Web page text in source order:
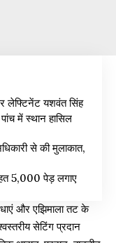
लेफ्टिनेंट यशवंत सिंह
में स्थान हासिल
से की मुलाकात,
5,000 पेड़ लगाए
और एझिमाला तट के
सेटिंग प्रदान